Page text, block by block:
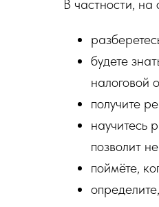
В частности,
будете
налоговой
получите
научитесь
позволит
поймёте,